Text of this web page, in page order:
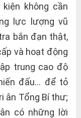
không cần
lực lượng vũ
bắn đạn thật,
và hoạt động
trung cao độ
đấu… để tỏ
ân Tổng Bí thư;
có những lời